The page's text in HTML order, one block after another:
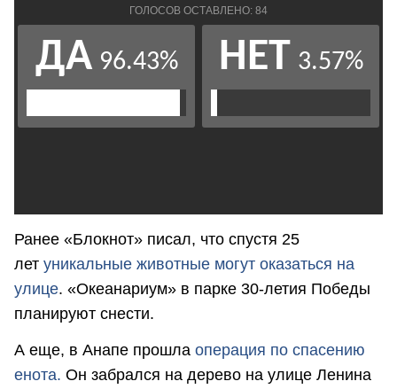
Ранее «Блокнот» писал, что спустя 25
лет уникальные животные могут оказаться на
улице. «Океанариум» в парке 30-летия Победы
планируют снести.
А еще, в Анапе прошла операция по спасению
енота. Он забрался на дерево на улице Ленина